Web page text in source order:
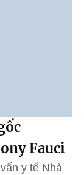
Fauci
y tế Nhà